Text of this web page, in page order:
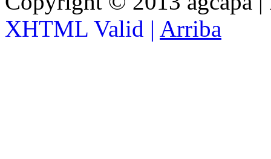
XHTML Valid | Arriba